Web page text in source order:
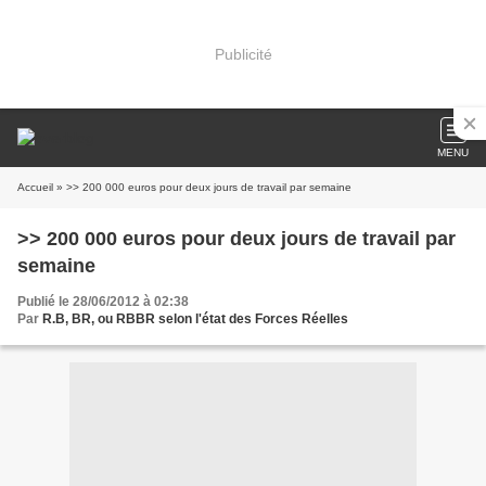
Publicité
MENU
Accueil » >> 200 000 euros pour deux jours de travail par semaine
>> 200 000 euros pour deux jours de travail par
semaine
Publié le 28/06/2012 à 02:38
Par R.B, BR, ou RBBR selon l'état des Forces Réelles